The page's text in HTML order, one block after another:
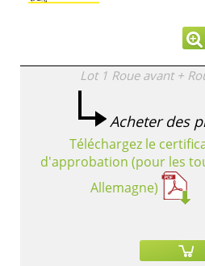
Lot 1 Roue avant +
Acheter des
Téléchargez le
d'approbation (pour les
Allemagne)